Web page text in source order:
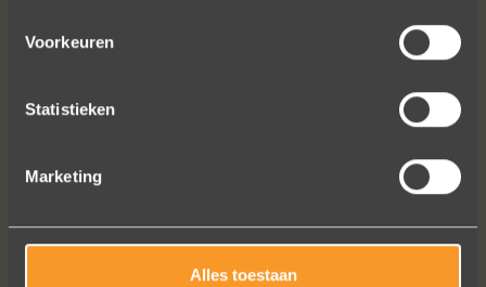
Voorkeuren
Statistieken
Marketing
Alles toestaan